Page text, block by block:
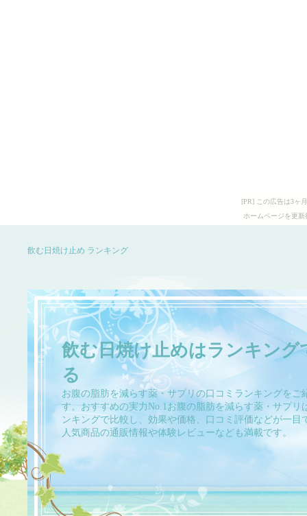
[PR] この広告は3ヶ
ホームページを更
飲む日焼け止め ランキング
飲む日焼け止めはランキング
る
お腹の脂肪を減らす薬・サプリの口コミランキングをご
す。おすすめの実力No.1お腹の脂肪を減らす薬・サプリ
ンキングで比較し、効果や価格、口コミ評価などが一目
人気商品の通販情報や体験レビューなども満載です。